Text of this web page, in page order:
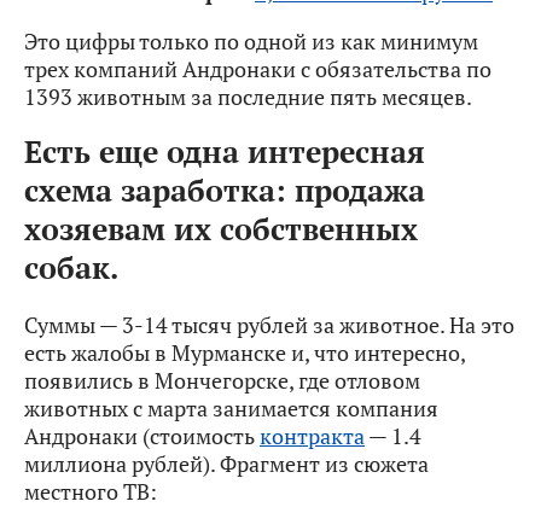
Это цифры только по одной из как минимум
трех компаний Андронаки с обязательства по
1393 животным за последние пять месяцев.
Есть еще одна интересная
схема заработка: продажа
хозяевам их собственных
собак.
Суммы — 3-14 тысяч рублей за животное. На это
есть жалобы в Мурманске и, что интересно,
появились в Мончегорске, где отловом
животных с марта занимается компания
Андронаки (стоимостьконтракта— 1.4
миллиона рублей). Фрагмент из сюжета
местного ТВ: